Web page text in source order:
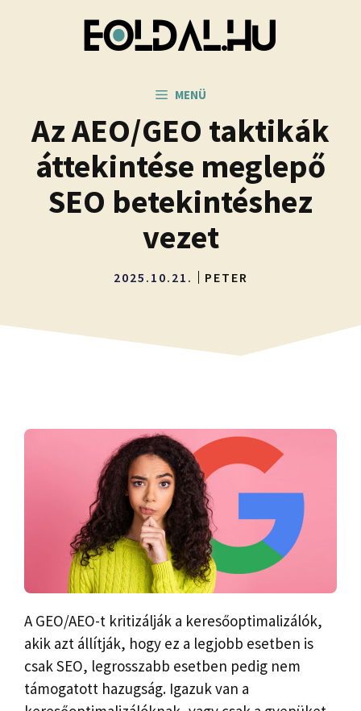
MENÜ
Az AEO/GEO taktikák
áttekintése meglepő
SEO betekintéshez
vezet
2025.10.21. PETER
A GEO/AEO-t kritizálják a keresőoptimalizálók,
akik azt állítják, hogy ez a legjobb esetben is
csak SEO, legrosszabb esetben pedig nem
támogatott hazugság. Igazuk van a